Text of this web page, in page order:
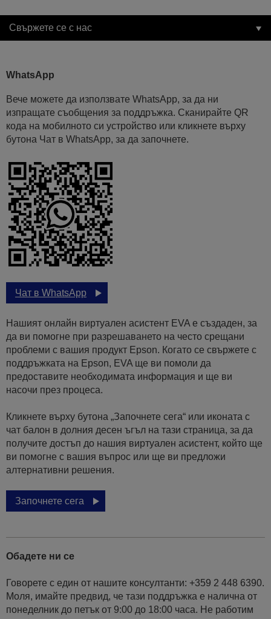
Свържете се с нас
WhatsApp
Вече можете да използвате WhatsApp, за да ни
изпращате съобщения за поддръжка. Сканирайте QR
кода на мобилното си устройство или кликнете върху
бутона Чат в WhatsApp, за да започнете.
Чат в WhatsApp
Нашият онлайн виртуален асистент EVA е създаден, за
да ви помогне при разрешаването на често срещани
проблеми с вашия продукт Epson. Когато се свържете с
поддръжката на Epson, EVA ще ви помоли да
предоставите необходимата информация и ще ви
насочи през процеса.
Кликнете върху бутона „Започнете сега“ или иконата с
чат балон в долния десен ъгъл на тази страница, за да
получите достъп до нашия виртуален асистент, който ще
ви помогне с вашия въпрос или ще ви предложи
алтернативни решения.
Започнете сега
Обадете ни се
Говорете с един от нашите консултанти: +359 2 448 6390.
Моля, имайте предвид, че тази поддръжка е налична от
понеделник до петък от 9:00 до 18:00 часа. Не работим